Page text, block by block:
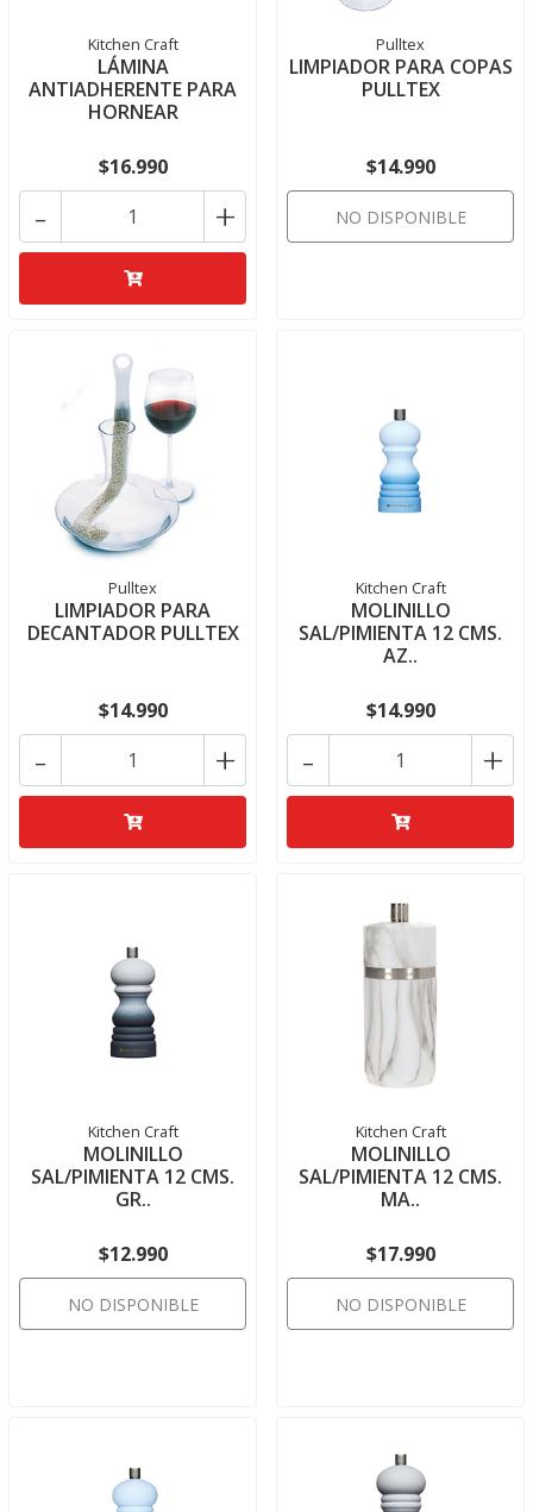
Kitchen Craft
LÁMINA
ANTIADHERENTE PARA
HORNEAR
$16.990
+
-
Pulltex
LIMPIADOR PARA COPAS
PULLTEX
$14.990
NO DISPONIBLE
Pulltex
LIMPIADOR PARA
DECANTADOR PULLTEX
$14.990
+
-
Kitchen Craft
MOLINILLO
SAL/PIMIENTA 12 CMS.
AZ..
$14.990
+
-
Kitchen Craft
MOLINILLO
SAL/PIMIENTA 12 CMS.
GR..
$12.990
NO DISPONIBLE
Kitchen Craft
MOLINILLO
SAL/PIMIENTA 12 CMS.
MA..
$17.990
NO DISPONIBLE